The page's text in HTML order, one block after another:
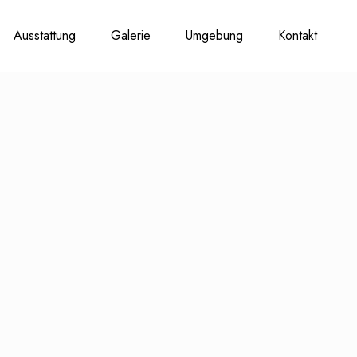
Ausstattung Galerie Umgebung Kontakt